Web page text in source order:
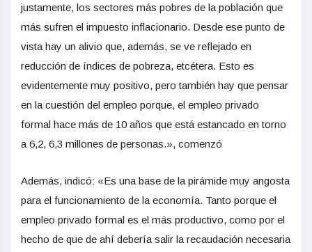
justamente, los sectores más pobres de la población que
más sufren el impuesto inflacionario. Desde ese punto de
vista hay un alivio que, además, se ve reflejado en
reducción de índices de pobreza, etcétera. Esto es
evidentemente muy positivo, pero también hay que pensar
en la cuestión del empleo porque, el empleo privado
formal hace más de 10 años que está estancado en torno
a 6,2, 6,3 millones de personas.», comenzó
Además, indicó: «Es una base de la pirámide muy angosta
para el funcionamiento de la economía. Tanto porque el
empleo privado formal es el más productivo, como por el
hecho de que de ahí debería salir la recaudación necesaria